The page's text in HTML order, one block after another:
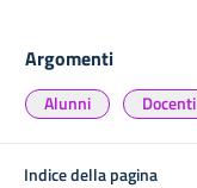
Argomenti
Alunni Docenti
Indice della pagina